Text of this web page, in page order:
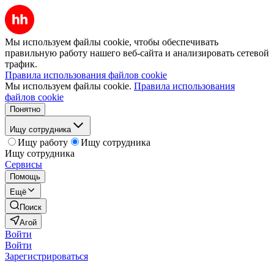
Мы используем файлы cookie, чтобы обеспечивать
правильную работу нашего веб-сайта и анализировать сетевой
трафик.
Правила использования файлов cookie
Мы используем файлы cookie. Правила использования
файлов cookie
Понятно
Ищу сотрудника
Ищу работу
Ищу сотрудника
Ищу сотрудника
Сервисы
Помощь
Ещё
Поиск
Агой
Войти
Войти
Зарегистрироваться